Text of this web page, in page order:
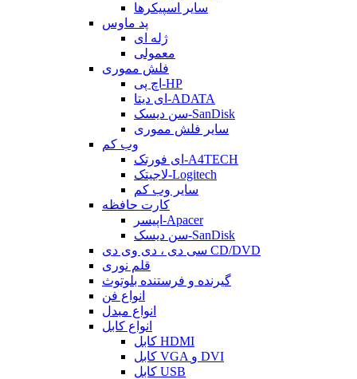
سایر اسپیکرها
پد ماوس
ژله ای
معمولی
فلش مموری
اچ پی-HP
ای دیتا-ADATA
سن دیسک-SanDisk
سایر فلش مموری
وب کم
ای فورتک-A4TECH
لاجیتک-Logitech
سایر وب کم
کارت حافظه
اپیسر-Apacer
سن دیسک-SanDisk
سی دی ، دی وی دی CD/DVD
قلم نوری
گیرنده و فرستنده بلوتوث
انواع فن
انواع مبدل
انواع کابل
کابل HDMI
کابل VGA و DVI
کابل USB